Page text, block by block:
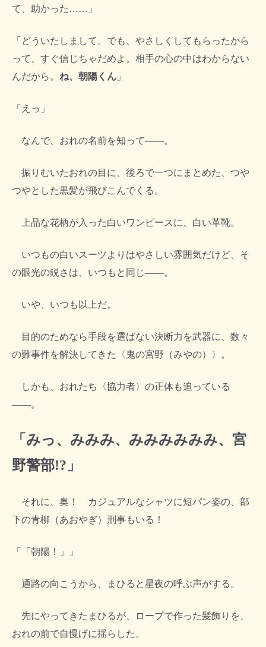
て、助かった……」
「どういたしまして。でも、やさしくしてもらったから
って、すぐ信じちゃだめよ。相手の心の中はわからない
んだから。 ね、朝陽くん 」
「えっ」
なんで、おれの名前を知って――。
振りむいたおれの目に、後ろで一つにまとめた、つや
つやとした黒髪が飛びこんでくる。
上品な花柄が入った白いワンピースに、白い革靴。
いつもの白いスーツよりはやさしい雰囲気だけど、そ
の眼光の鋭さは、いつもと同じ――。
いや、いつも以上だ。
目的のためなら手段を選ばない決断力を武器に、数々
の難事件を解決してきた〈鬼の宮野（みやの）〉。
しかも、おれたち〈協力者〉の正体も追っている
――。
「みっ、みみみ、みみみみみみ、宮
野警部!?」
それに、奥！ カジュアルなシャツに短パン姿の、部
下の青柳（あおやぎ）刑事もいる！
「「朝陽！」」
通路の向こうから、まひると星夜の呼ぶ声がする。
先にやってきたまひるが、ロープで作った髪飾りを、
おれの前で自慢げに揺らした。